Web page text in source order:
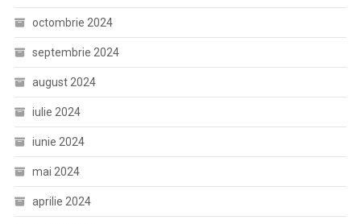
octombrie 2024
septembrie 2024
august 2024
iulie 2024
iunie 2024
mai 2024
aprilie 2024